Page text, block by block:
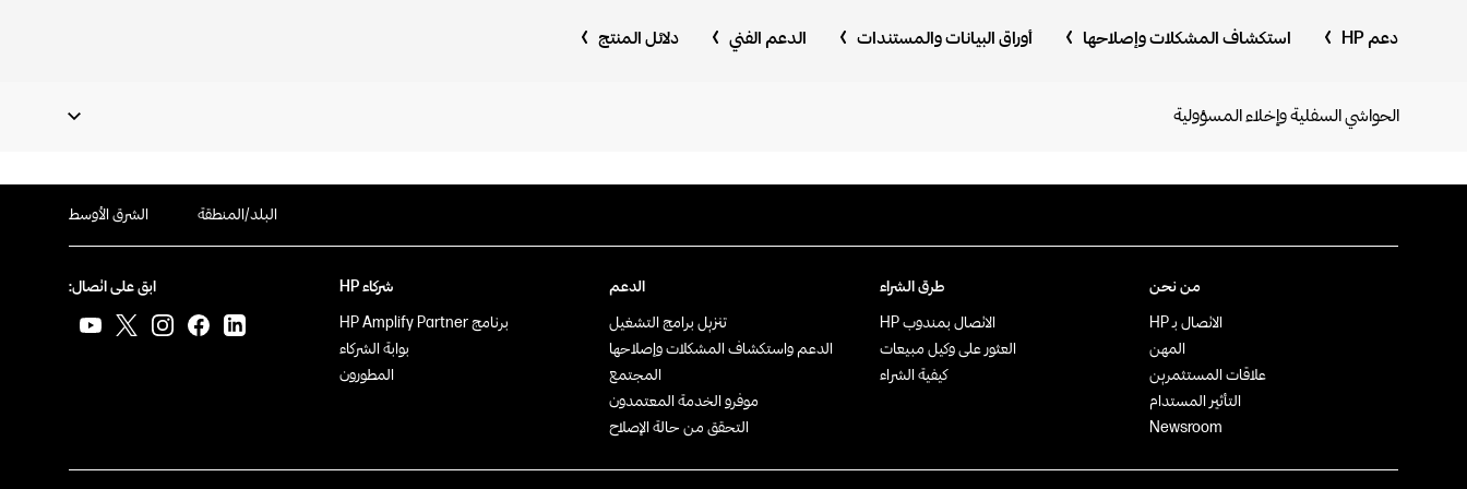
دعم HP استكشاف المشكلات وإصلاحها أوراق البيانات والمستندات الدعم الفني دلائل المنتج
الحواشي السفلية وإخلاء المسؤولية
البلد/المنطقة الشرق الأوسط
من نحن
الاتصال بـ HP
المهن
علاقات المستثمرين
التأثير المستدام
Newsroom
طرق الشراء
الاتصال بمندوب HP‏
العثور على وكيل مبيعات
كيفية الشراء
الدعم
تنزيل برامج التشغيل
الدعم واستكشاف المشكلات وإصلاحها
المجتمع
موفرو الخدمة المعتمدون
التحقق من حالة الإصلاح
شركاء HP
برنامج HP Amplify Partner
بوابة الشركاء
المطورون
ابق على اتصال: